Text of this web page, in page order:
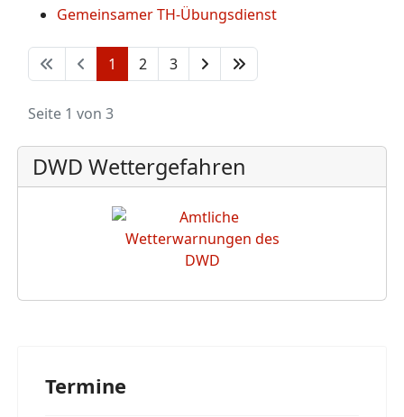
Gemeinsamer TH-Übungsdienst
1 2 3
Seite 1 von 3
DWD Wettergefahren
Termine